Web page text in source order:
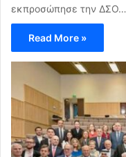
εκπροσώπησε την ΔΣΟ…
Read More »